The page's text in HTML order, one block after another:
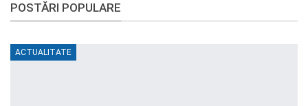
POSTĂRI POPULARE
ACTUALITATE